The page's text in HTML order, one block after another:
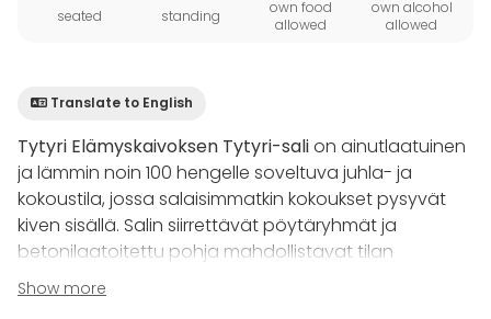
seated standing
own food
allowed
own alcohol
allowed
Translate to English
Tytyri Elämyskaivoksen Tytyri-salion ainutlaatuinen
ja lämmin noin 100 hengelle soveltuva juhla- ja
kokoustila, jossa salaisimmatkin kokoukset pysyvät
kiven sisällä. Salin siirrettävät pöytäryhmät ja
betonilaatoitettu pohja mahdollistavat tilan
muokkaamisen tarpeiden mukaan. Tilaisuudet
sujuvat mukavasti ilman kypärää, vaikka
Show more